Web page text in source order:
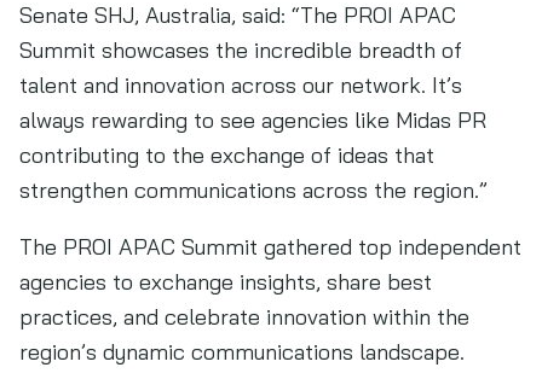
Senate SHJ, Australia, said: “The PROI APAC
Summit showcases the incredible breadth of
talent and innovation across our network. It’s
always rewarding to see agencies like Midas PR
contributing to the exchange of ideas that
strengthen communications across the region.”
The PROI APAC Summit gathered top independent
agencies to exchange insights, share best
practices, and celebrate innovation within the
region’s dynamic communications landscape.